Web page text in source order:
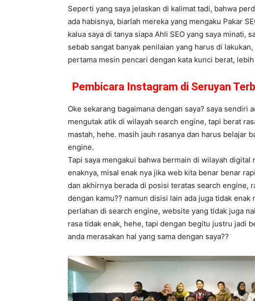
Seperti yang saya jelaskan di kalimat tadi, bahwa
ada habisnya, biarlah mereka yang mengaku Pakar
kalua saya di tanya siapa Ahli SEO yang saya minati,
sebab sangat banyak penilaian yang harus di
pertama mesin pencari dengan kata kunci berat,
Pembicara Instagram di Seruyan
Oke sekarang bagaimana dengan saya? saya sendiri
mengutak atik di wilayah search engine, tapi berat
mastah, hehe. masih jauh rasanya dan harus belajar
engine.
Tapi saya mengakui bahwa bermain di wilayah digital
enaknya, misal enak nya jika web kita benar benar
dan akhirnya berada di posisi teratas search engine,
dengan kamu?? namun disisi lain ada juga tidak
perlahan di search engine, website yang tidak juga
rasa tidak enak, hehe, tapi dengan begitu justru jadi
anda merasakan hal yang sama dengan saya??